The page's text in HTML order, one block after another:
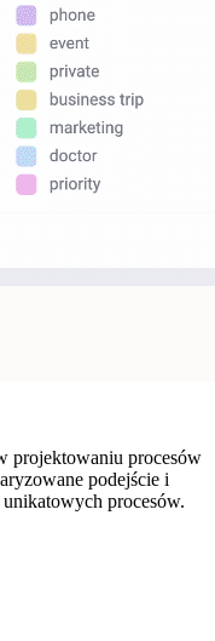
projektowaniu procesów
podejście i
procesów.